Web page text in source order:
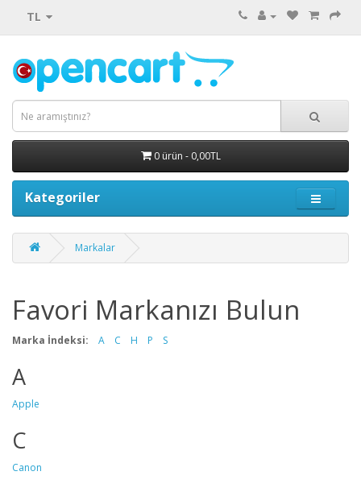
TL
0 ürün - 0,00TL
Kategoriler
Markalar
Favori Markanızı Bulun
Marka İndeksi: A C H P S
A
Apple
C
Canon